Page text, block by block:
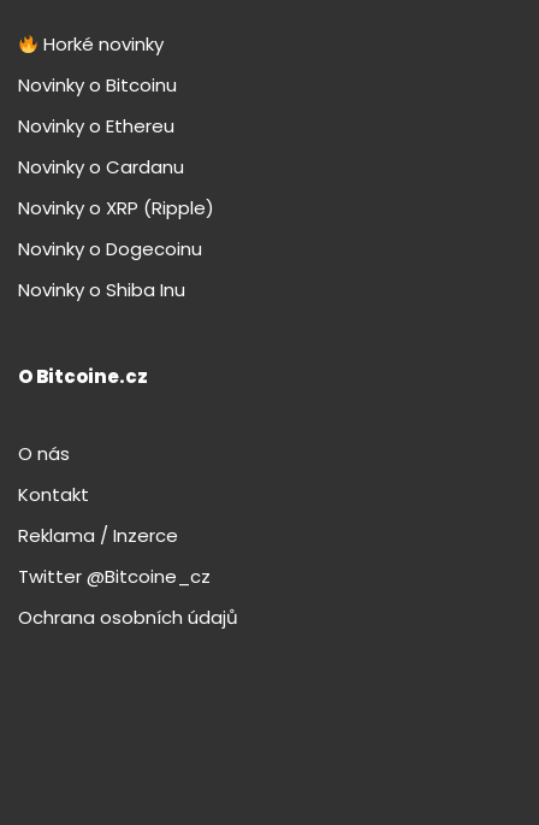
Horké novinky
Novinky o Bitcoinu
Novinky o Ethereu
Novinky o Cardanu
Novinky o XRP (Ripple)
Novinky o Dogecoinu
Novinky o Shiba Inu
O Bitcoine.cz
O nás
Kontakt
Reklama / Inzerce
Twitter @Bitcoine_cz
Ochrana osobních údajů